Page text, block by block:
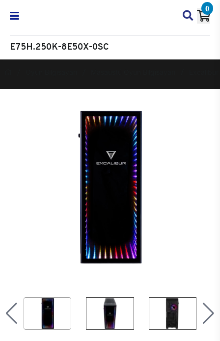
0
E75H.250K-8E50X-0SC